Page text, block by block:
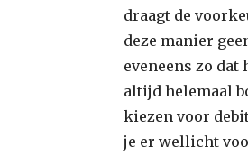
draagt de
deze manier
eveneens zo
altijd helemaal
kiezen voor
je er wellicht